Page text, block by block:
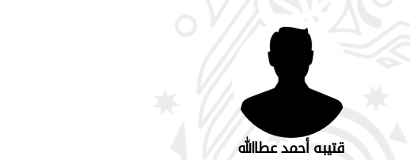
قتيبه أحمد عطاالله